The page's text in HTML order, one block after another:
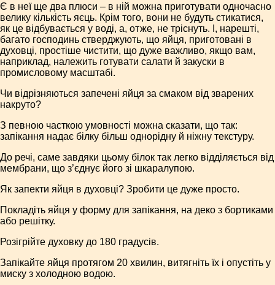
Є в неї ще два плюси – в ній можна приготувати одночасно
велику кількість яєць. Крім того, вони не будуть стикатися,
як це відбувається у воді, а, отже, не тріснуть. І, нарешті,
багато господинь стверджують, що яйця, приготовані в
духовці, простіше чистити, що дуже важливо, якщо вам,
наприклад, належить готувати салати й закуски в
промисловому масштабі.
Чи відрізняються запечені яйця за смаком від зварених
накруто?
З певною часткою умовності можна сказати, що так:
запікання надає білку більш однорідну й ніжну текстуру.
До речі, саме завдяки цьому білок так легко відділяється від
мембрани, що з’єднує його зі шкаралупою.
Як запекти яйця в духовці? Зробити це дуже просто.
Покладіть яйця у форму для запікання, на деко з бортиками
або решітку.
Розігрійте духовку до 180 градусів.
Запікайте яйця протягом 20 хвилин, витягніть їх і опустіть у
миску з холодною водою.